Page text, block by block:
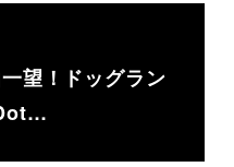
望！ドッグラン